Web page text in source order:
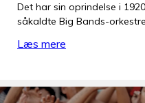
Det har sin oprindelse i
såkaldte Big Bands-
Læs mere